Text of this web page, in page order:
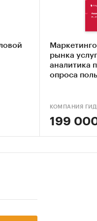
рынка
аналитика
опроса
КОМПАНИЯ
199